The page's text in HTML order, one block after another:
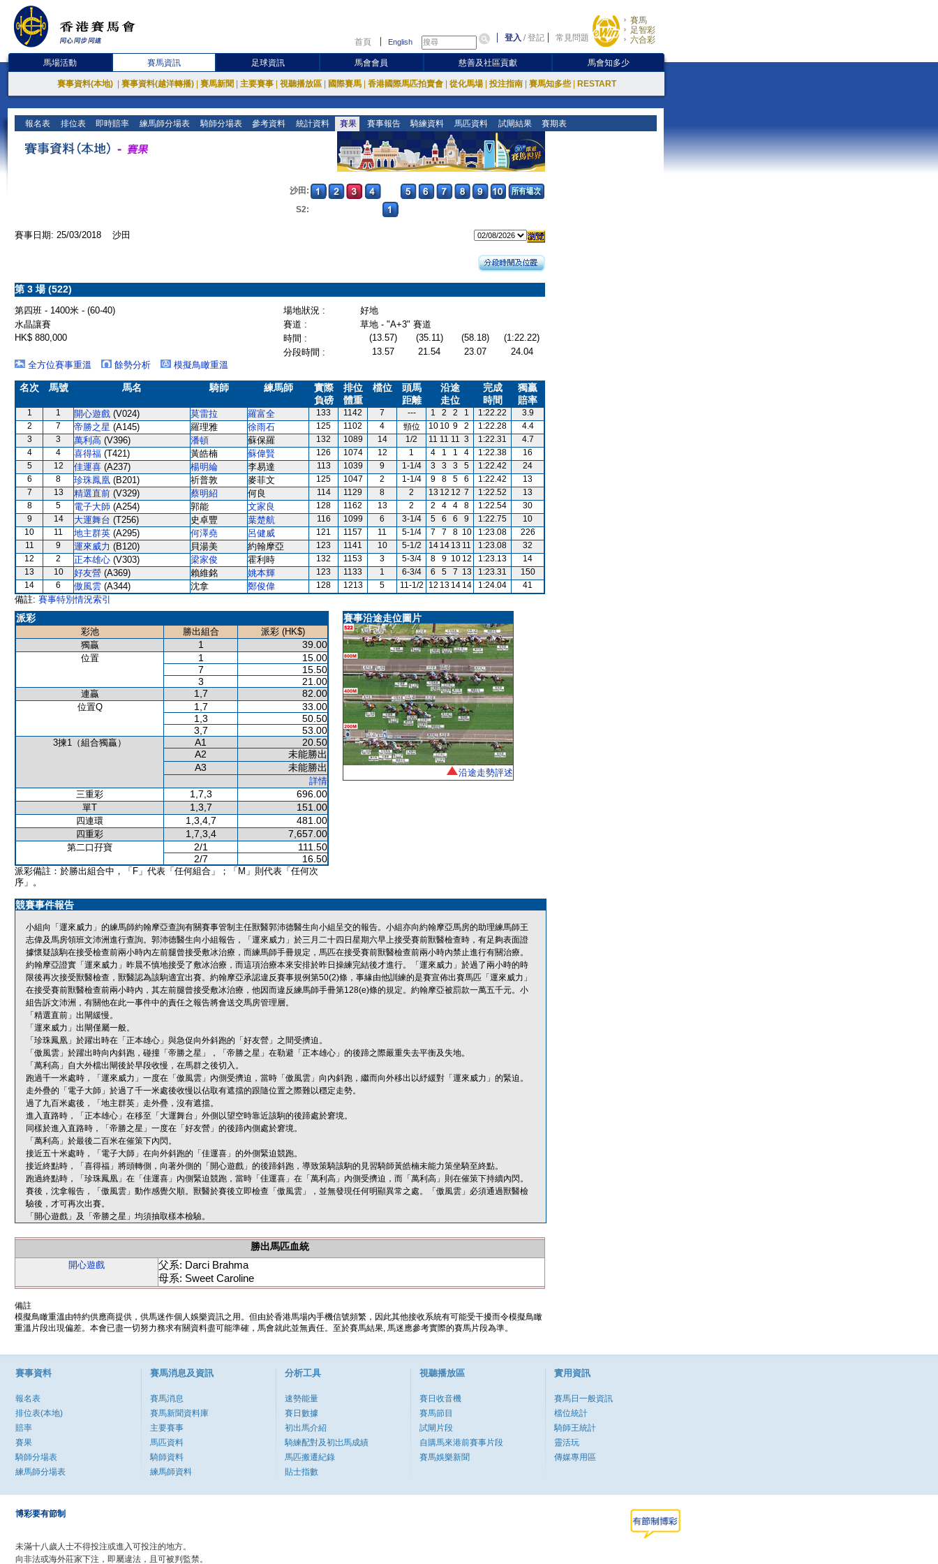
首頁 English 登入 /登記 常見問題
賽馬
足智彩
六合彩
馬場活動 賽馬資訊 足球資訊 馬會會員 慈善及社區貢獻 馬會知多少
賽事資料(本地) 賽事資料(越洋轉播) 賽馬新聞 主要賽事 視聽播放區 國際賽馬 香港國際馬匹拍賣會 從化馬場 投注指南 賽馬知多些 RESTART
報名表 排位表 即時賠率 練馬師分場表 騎師分場表 參考資料 統計資料 賽果 賽事報告 騎練資料 馬匹資料 試閘結果 賽期表
沙田:
S2:
賽事日期: 25/03/2018 沙田
第 3 場 (522)
第四班 - 1400米 - (60-40) 場地狀況 :
好地
水晶讓賽
賽道 :
草地 - "A+3" 賽道
HK$ 880,000
時間 : (13.57) (35.11) (58.18)
(1:22.22)
分段時間 :
13.57 21.54 23.07
24.04
全方位賽事重溫
餘勢分析 模擬鳥瞰重溫
名次 馬號 馬名 騎師 練馬師
實際
負磅
排位
體重
檔位
頭馬
距離
沿途
走位
完成
時間
獨贏
賠率
1 1 開心遊戲 (V024) 莫雷拉 羅富全 133 1142 7 --- 1 2 2 1 1:22.22
3.9
2
7 帝勝之星 (A145) 羅理雅 徐雨石 125 1102 4 頸位 10 10 9 2 1:22.28
4.4
3
3 萬利高 (V396) 潘頓 蘇保羅 132 1089 14 1/2 11 11 11 3 1:22.31
4.7
4
4 喜得福 (T421) 黃皓楠 蘇偉賢 126 1074 12 1 4 1 1 4 1:22.38
16
5
12 佳運喜 (A237) 楊明綸 李易達 113 1039 9 1-1/4 3 3 3 5 1:22.42
24
6
8 珍珠鳳凰 (B201) 祈普敦 麥菲文 125 1047 2 1-1/4 9 8 5 6 1:22.42
13
7
13 精選直前 (V329) 蔡明紹 何良 114 1129 8 2 13 12 12 7 1:22.52
13
8
5 電子大師 (A254) 郭能 文家良 128 1162 13 2 2 4 4 8 1:22.54
30
9
14 大運舞台 (T256) 史卓豐 葉楚航 116 1099 6 3-1/4 5 6 6 9 1:22.75
10
10
11 地主群英 (A295) 何澤堯 呂健威 121 1157 11 5-1/4 7 7 8 10 1:23.08
226
11
9 運來威力 (B120) 貝湯美 約翰摩亞 123 1141 10 5-1/2 14 14 13 11 1:23.08
32
12
2 正本雄心 (V303) 梁家俊 霍利時 132 1153 3 5-3/4 8 9 10 12 1:23.13
14
13
10 好友營 (A369) 賴維銘 姚本輝 123 1133 1 6-3/4 6 5 7 13 1:23.31
150
14
6 傲風雲 (A344) 沈拿 鄭俊偉 128 1213 5 11-1/2 12 13 14 14 1:24.04 41
備註: 賽事特別情況索引
派彩
彩池 勝出組合
派彩 (HK$)
獨贏
1 39.00
位置 1
15.00
7
15.50
3
21.00
連贏 1,7 82.00
位置Q 1,7
33.00
1,3
50.50
3,7
53.00
3揀1（組合獨贏） A1
20.50
A2
未能勝出
A3
未能勝出
詳情
三重彩
1,7,3 696.00
單T 1,3,7 151.00
四連環 1,3,4,7 481.00
四重彩 1,7,3,4 7,657.00
第二口孖寶 2/1
111.50
2/7
16.50
派彩備註：於勝出組合中，「F」代表「任何組合」；「M」則代表「任何次
序」。
賽事沿途走位圖片
沿途走勢評述
競賽事件報告
小組向「運來威力」的練馬師約翰摩亞查詢有關賽事管制主任獸醫郭沛德醫生向小組呈交的報告。小組亦向約翰摩亞馬房的助理練馬師王
志偉及馬房領班文沛洲進行查詢。郭沛德醫生向小組報告，「運來威力」於三月二十四日星期六早上接受賽前獸醫檢查時，有足夠表面證
據懷疑該駒在接受檢查前兩小時內左前腿曾接受敷冰治療，而練馬師手冊規定，馬匹在接受賽前獸醫檢查前兩小時內禁止進行有關治療。
約翰摩亞證實「運來威力」昨晨不慎地接受了敷冰治療，而這項治療本來安排於昨日操練完結後才進行。「運來威力」於過了兩小時的時
限後再次接受獸醫檢查，獸醫認為該駒適宜出賽。約翰摩亞承認違反賽事規例第50(2)條，事緣由他訓練的是賽宣佈出賽馬匹「運來威力」
在接受賽前獸醫檢查前兩小時內，其左前腿曾接受敷冰治療，他因而違反練馬師手冊第128(e)條的規定。約翰摩亞被罰款一萬五千元。小
組告訴文沛洲，有關他在此一事件中的責任之報告將會送交馬房管理層。
「精選直前」出閘緩慢。
「運來威力」出閘僅屬一般。
「珍珠鳳凰」於躍出時在「正本雄心」與急促向外斜跑的「好友營」之間受擠迫。
「傲風雲」於躍出時向內斜跑，碰撞「帝勝之星」，「帝勝之星」在勒避「正本雄心」的後蹄之際嚴重失去平衡及失地。
「萬利高」自大外檔出閘後於早段收慢，在馬群之後切入。
跑過千一米處時，「運來威力」一度在「傲風雲」內側受擠迫，當時「傲風雲」向內斜跑，繼而向外移出以紓緩對「運來威力」的緊迫。
走外疊的「電子大師」於過了千一米處後收慢以佔取有遮擋的跟隨位置之際難以穩定走勢。
過了九百米處後，「地主群英」走外疊，沒有遮擋。
進入直路時，「正本雄心」在移至「大運舞台」外側以望空時靠近該駒的後蹄處於窘境。
同樣於進入直路時，「帝勝之星」一度在「好友營」的後蹄內側處於窘境。
「萬利高」於最後二百米在催策下內閃。
接近五十米處時，「電子大師」在向外斜跑的「佳運喜」的外側緊迫競跑。
接近終點時，「喜得福」將頭轉側，向著外側的「開心遊戲」的後蹄斜跑，導致策騎該駒的見習騎師黃皓楠未能力策坐騎至終點。
跑過終點時，「珍珠鳳凰」在「佳運喜」內側緊迫競跑，當時「佳運喜」在「萬利高」內側受擠迫，而「萬利高」則在催策下持續內閃。
賽後，沈拿報告，「傲風雲」動作感覺欠順。獸醫於賽後立即檢查「傲風雲」，並無發現任何明顯異常之處。「傲風雲」必須通過獸醫檢
驗後，才可再次出賽。
「開心遊戲」及「帝勝之星」均須抽取樣本檢驗。
勝出馬匹血統
開心遊戲
父系: Darci Brahma
母系: Sweet Caroline
備註
模擬鳥瞰重溫由特約供應商提供，供馬迷作個人娛樂資訊之用。但由於香港馬場內手機信號頻繁，因此其他接收系統有可能受干擾而令模擬鳥瞰
重溫片段出現偏差。本會已盡一切努力務求有關資料盡可能準確，馬會就此並無責任。至於賽馬結果, 馬迷應參考實際的賽馬片段為準。
賽事資料
報名表
排位表(本地)
賠率
賽果
騎師分場表
練馬師分場表
賽馬消息及資訊
賽馬消息
賽馬新聞資料庫
主要賽事
馬匹資料
騎師資料
練馬師資料
分析工具
速勢能量
賽日數據
初出馬介紹
騎練配對及初岀馬成績
馬匹搬遷紀錄
貼士指數
視聽播放區
賽日收音機
賽馬節目
試閘片段
自購馬來港前賽事片段
賽馬娛樂新聞
實用資訊
賽馬日一般資訊
檔位統計
騎師王統計
靈活玩
傳媒專用區
博彩要有節制
未滿十八歲人士不得投注或進入可投注的地方。
向非法或海外莊家下注，即屬違法，且可被判監禁。